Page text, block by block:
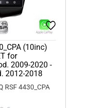
(10inc)
for
2009-2020 -
2012-2018
RSF 4430_CPA